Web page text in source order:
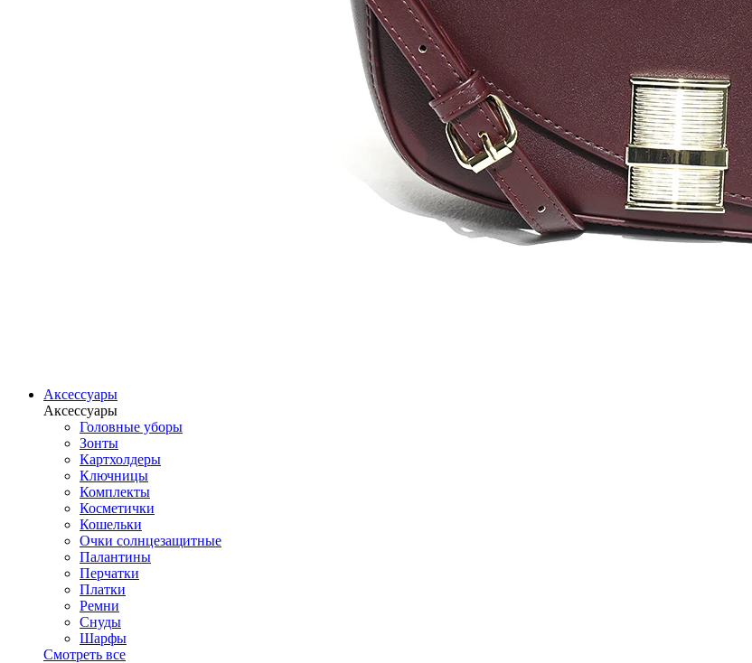
Аксессуары
Аксессуары
Головные уборы
Зонты
Картхолдеры
Ключницы
Комплекты
Косметички
Кошельки
Очки солнцезащитные
Палантины
Перчатки
Платки
Ремни
Снуды
Шарфы
Смотреть все